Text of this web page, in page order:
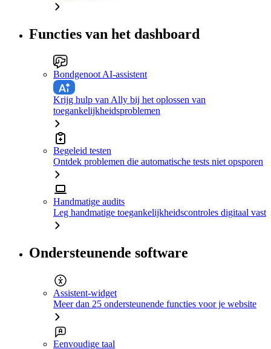
Functies van het dashboard
Bondgenoot AI-assistent
Krijg hulp van Ally bij het oplossen van
toegankelijkheidsproblemen
Begeleid testen
Ontdek problemen die automatische tests niet opsporen
Handmatige audits
Leg handmatige toegankelijkheidscontroles digitaal vast
Ondersteunende software
Assistent-widget
Meer dan 25 ondersteunende functies voor je website
Eenvoudige taal